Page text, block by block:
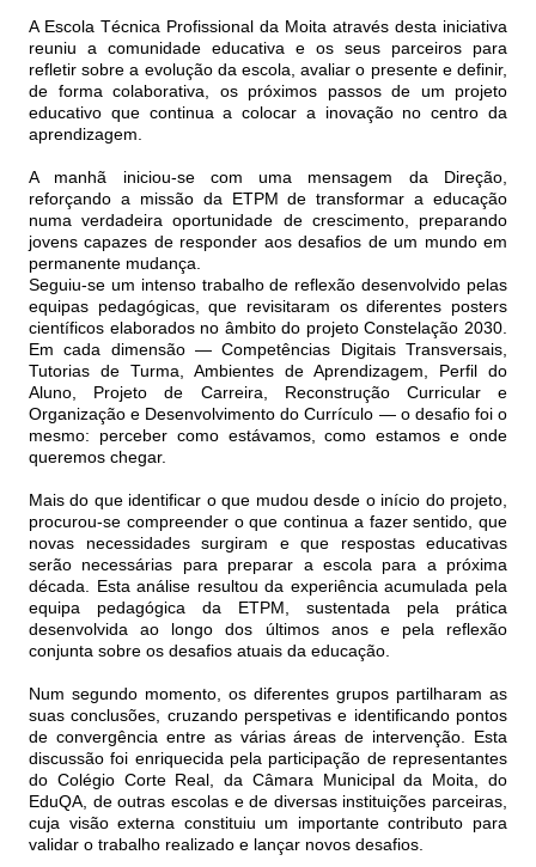
A Escola Técnica Profissional da Moita através desta iniciativa
reuniu a comunidade educativa e os seus parceiros para
refletir sobre a evolução da escola, avaliar o presente e definir,
de forma colaborativa, os próximos passos de um projeto
educativo que continua a colocar a inovação no centro da
aprendizagem.
A manhã iniciou-se com uma mensagem da Direção,
reforçando a missão da ETPM de transformar a educação
numa verdadeira oportunidade de crescimento, preparando
jovens capazes de responder aos desafios de um mundo em
permanente mudança.
Seguiu-se um intenso trabalho de reflexão desenvolvido pelas
equipas pedagógicas, que revisitaram os diferentes posters
científicos elaborados no âmbito do projeto Constelação 2030.
Em cada dimensão — Competências Digitais Transversais,
Tutorias de Turma, Ambientes de Aprendizagem, Perfil do
Aluno, Projeto de Carreira, Reconstrução Curricular e
Organização e Desenvolvimento do Currículo — o desafio foi o
mesmo: perceber como estávamos, como estamos e onde
queremos chegar.
Mais do que identificar o que mudou desde o início do projeto,
procurou-se compreender o que continua a fazer sentido, que
novas necessidades surgiram e que respostas educativas
serão necessárias para preparar a escola para a próxima
década. Esta análise resultou da experiência acumulada pela
equipa pedagógica da ETPM, sustentada pela prática
desenvolvida ao longo dos últimos anos e pela reflexão
conjunta sobre os desafios atuais da educação.
Num segundo momento, os diferentes grupos partilharam as
suas conclusões, cruzando perspetivas e identificando pontos
de convergência entre as várias áreas de intervenção. Esta
discussão foi enriquecida pela participação de representantes
do Colégio Corte Real, da Câmara Municipal da Moita, do
EduQA, de outras escolas e de diversas instituições parceiras,
cuja visão externa constituiu um importante contributo para
validar o trabalho realizado e lançar novos desafios.